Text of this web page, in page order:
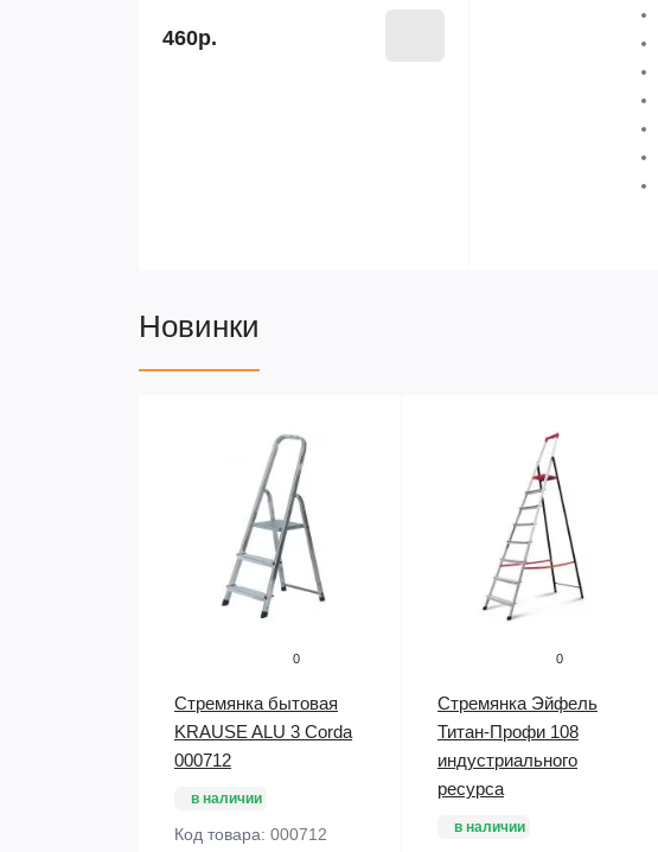
460р.
Новинки
0
Стремянка бытовая
KRAUSE ALU 3 Corda
000712
в наличии
Код товара: 000712
0
Стремянка Эйфель
Титан-Профи 108
индустриального
ресурса
в наличии